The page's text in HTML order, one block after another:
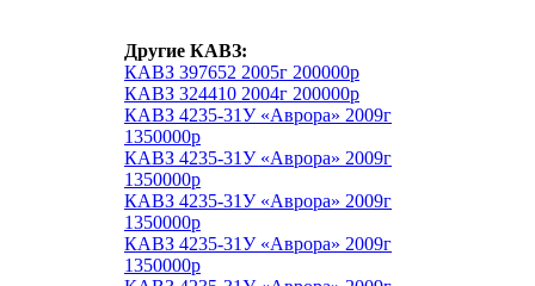
Другие КАВЗ:
КАВЗ 397652 2005г 200000р
КАВЗ 324410 2004г 200000р
КАВЗ 4235-31У «Аврора» 2009г
1350000р
КАВЗ 4235-31У «Аврора» 2009г
1350000р
КАВЗ 4235-31У «Аврора» 2009г
1350000р
КАВЗ 4235-31У «Аврора» 2009г
1350000р